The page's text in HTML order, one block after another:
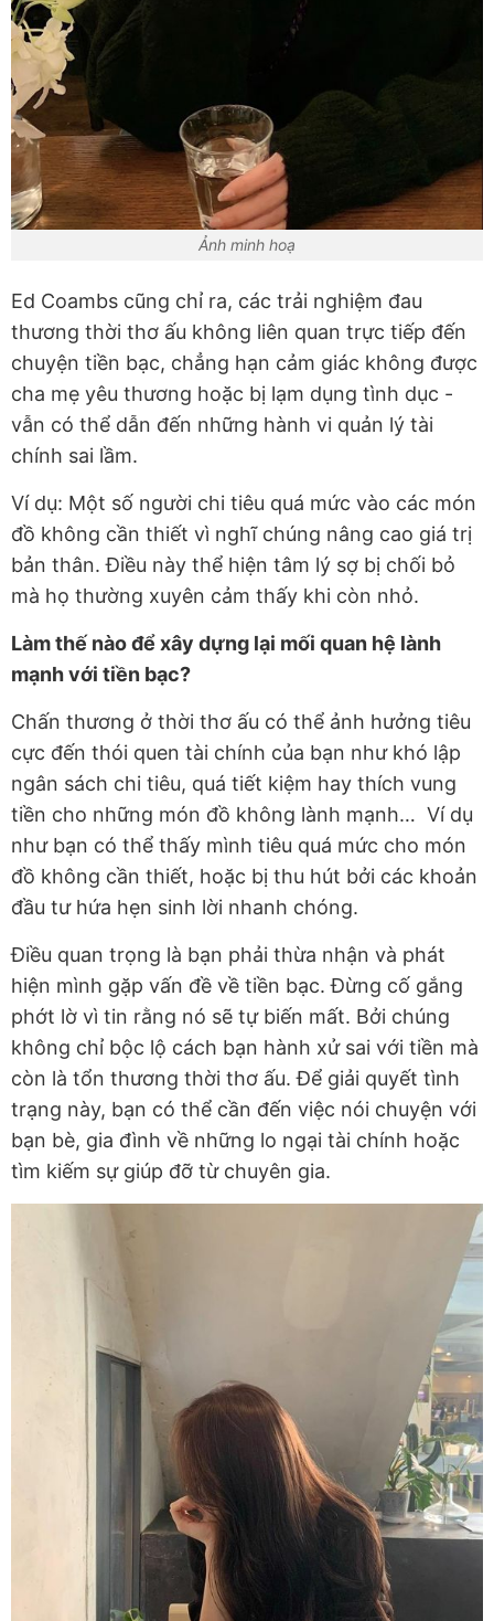
Ảnh minh hoạ
Ed Coambs cũng chỉ ra, các trải nghiệm đau
thương thời thơ ấu không liên quan trực tiếp đến
chuyện tiền bạc, chẳng hạn cảm giác không được
cha mẹ yêu thương hoặc bị lạm dụng tình dục -
vẫn có thể dẫn đến những hành vi quản lý tài
chính sai lầm.
Ví dụ: Một số người chi tiêu quá mức vào các món
đồ không cần thiết vì nghĩ chúng nâng cao giá trị
bản thân. Điều này thể hiện tâm lý sợ bị chối bỏ
mà họ thường xuyên cảm thấy khi còn nhỏ.
Làm thế nào để xây dựng lại mối quan hệ lành
mạnh với tiền bạc?
Chấn thương ở thời thơ ấu có thể ảnh hưởng tiêu
cực đến thói quen tài chính của bạn như khó lập
ngân sách chi tiêu, quá tiết kiệm hay thích vung
tiền cho những món đồ không lành mạnh… Ví dụ
như bạn có thể thấy mình tiêu quá mức cho món
đồ không cần thiết, hoặc bị thu hút bởi các khoản
đầu tư hứa hẹn sinh lời nhanh chóng.
Điều quan trọng là bạn phải thừa nhận và phát
hiện mình gặp vấn đề về tiền bạc. Đừng cố gắng
phớt lờ vì tin rằng nó sẽ tự biến mất. Bởi chúng
không chỉ bộc lộ cách bạn hành xử sai với tiền mà
còn là tổn thương thời thơ ấu. Để giải quyết tình
trạng này, bạn có thể cần đến việc nói chuyện với
bạn bè, gia đình về những lo ngại tài chính hoặc
tìm kiếm sự giúp đỡ từ chuyên gia.